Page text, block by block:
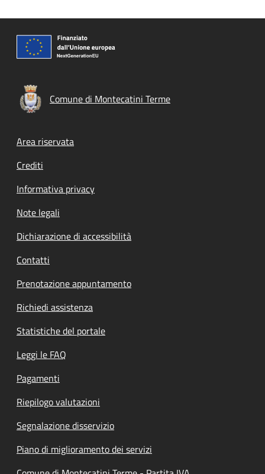
Comune di Montecatini Terme
Footer menu
Area riservata
Crediti
Informativa privacy
Note legali
Dichiarazione di accessibilità
Contatti
Prenotazione appuntamento
Richiedi assistenza
Statistiche del portale
Leggi le FAQ
Pagamenti
Riepilogo valutazioni
Segnalazione disservizio
Piano di miglioramento dei servizi